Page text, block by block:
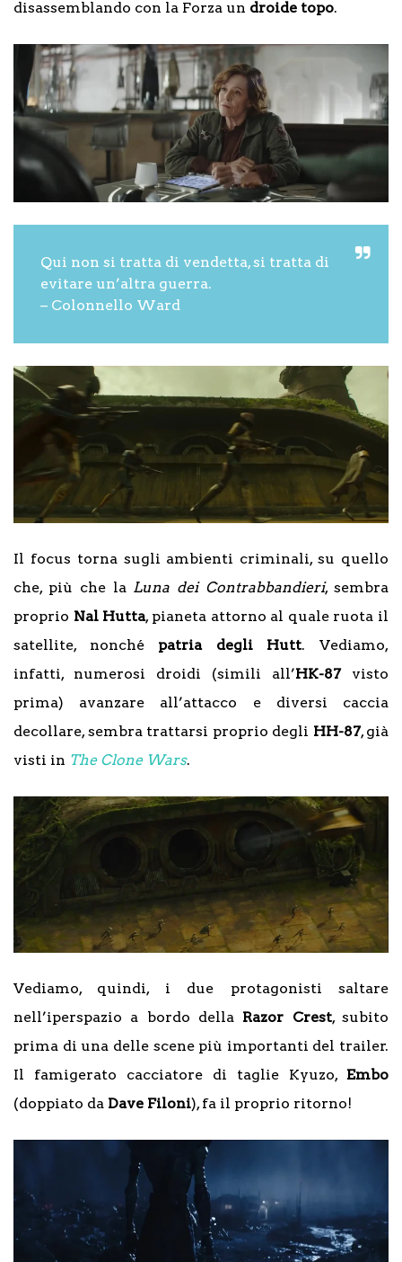
disassemblando con la Forza un droide topo.
Qui non si tratta di vendetta, si tratta di
evitare un’altra guerra.
– Colonnello Ward
Il focus torna sugli ambienti criminali, su quello
che, più che la Luna dei Contrabbandieri, sembra
proprio Nal Hutta, pianeta attorno al quale ruota il
satellite, nonché patria degli Hutt. Vediamo,
infatti, numerosi droidi (simili all’HK-87visto
prima) avanzare all’attacco e diversi caccia
decollare, sembra trattarsi proprio degli HH-87, già
visti in The Clone Wars.
Vediamo, quindi, i due protagonisti saltare
nell’iperspazio a bordo della Razor Crest, subito
prima di una delle scene più importanti del trailer.
Il famigerato cacciatore di taglie Kyuzo, Embo
(doppiato da Dave Filoni), fa il proprio ritorno!